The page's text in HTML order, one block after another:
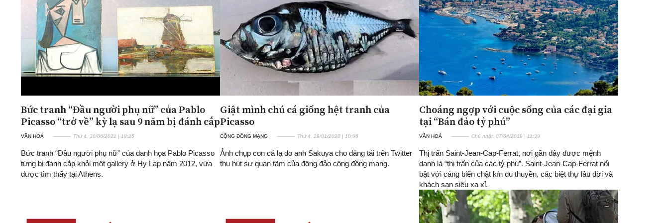
ĐA CHIỀU
Quan điểm
Xi nhan Trái Phải
Bạn đọc viết
INFOCUS
Đăng ký tin tức mới
Bức tranh “Đầu người phụ nữ” của Pablo
Picasso “trở về” kỳ lạ sau 9 năm bị đánh cắp
VĂN HOÁ Thứ 4, 30/06/2021 | 18:25
Bức tranh “Đầu người phụ nữ” của danh họa Pablo Picasso
từng bị đánh cắp khỏi một gallery ở Hy Lạp năm 2012, vừa
được tìm thấy tại Athens.
Giật mình chú cá giống hệt tranh của
Picasso
CỘNG ĐỒNG MẠNG Thứ 4, 29/01/2020 | 10:06
Ảnh chụp con cá lạ do anh Sakuya cho đăng tải trên Twitter
thu hút sự quan tâm của đông đảo cộng đồng mạng.
Choáng ngợp với cuộc sống của các đại gia
tại “Bán đảo tỷ phú”
VĂN HOÁ Chủ nhật, 07/04/2019 | 11:39
Thị trấn Saint-Jean-Cap-Ferrat, nơi gần đây được mệnh
danh là “thị trấn của các tỷ phú”. Saint-Jean-Cap-Ferrat nổi
bật với cảng biển chật kín du thuyền, các biệt thự lâu đời và
khách sạn siêu xa xỉ.